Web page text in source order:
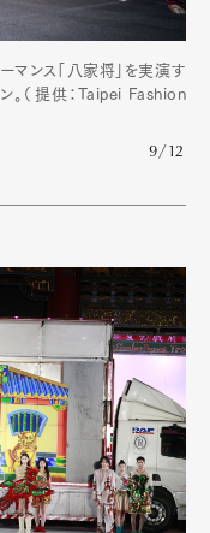
マンス「八家将」を実演す
。（提供：Taipei Fashion
9/12